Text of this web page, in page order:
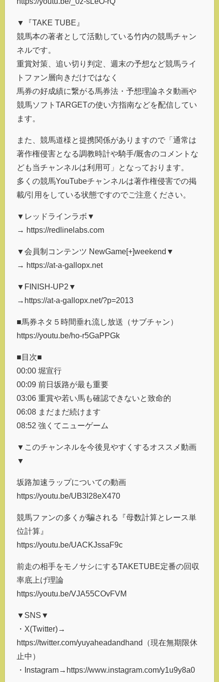
▼『TAKE TUBE』
競馬本の著者として活動している竹内の競馬チャン
ネルです。
重賞対策、追い切り判定、週末の予想など競馬ライ
トファン層向きだけではなく
馬券の好成績に繋がる馬券法・予想理論ネタ動画や
競馬ソフトTARGETの使い方指南などを配信してい
ます。
また、競馬道様と提携関係がありますので「通常は
著作権侵害となる調教時計や騎手/厩舎のコメントな
ども当チャンネルは利用可」となっております。
多くの競馬YouTubeチャンネルは著作権侵害での掲
載/引用をしている状態ですのでご注意ください。
▼レッドラインラボ▼
→ https://redlinelabs.com
▼会員制コンテンツ NewGame[+]weekend▼
→ https://at-a-gallopx.net
▼FINISH-UP2▼
→https://at-a-gallopx.net/?p=2013
■馬券ネタ５時間垂れ流し放送（サブチャン）
https://youtu.be/ho-r5GaPPGk
■目次■
00:00 堀宣行
00:09 前日坂路が最も重要
03:06 重賞や若い馬も確認できないと致命的
06:08 まだまだ続けます
08:52 強くてニューゲーム
▼このチャンネルを今後見やすくするオススメ動画
▼
坂路加速ラップについての動画
https://youtu.be/UB3I28eX470
競馬ファンの多くが騙される『母数計算とレース単
位計算』
https://youtu.be/UACKJssaF9c
前走の相手をモノサシにするTAKETUBE定番の回収
率底上げ理論
https://youtu.be/VJA55COvFVM
▼SNS▼
・X(Twitter)→
https://twitter.com/yuyaheadandhand（現在無期限休
止中）
・Instagram→https://www.instagram.com/y1u9y8a0